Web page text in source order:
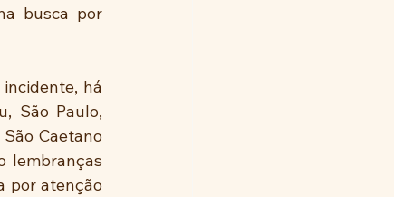
busca por
há
São Paulo,
Caetano
lembranças
por atenção